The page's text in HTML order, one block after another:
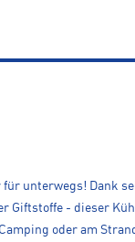
unterwegs!
Giftstoffe - dieser
oder am